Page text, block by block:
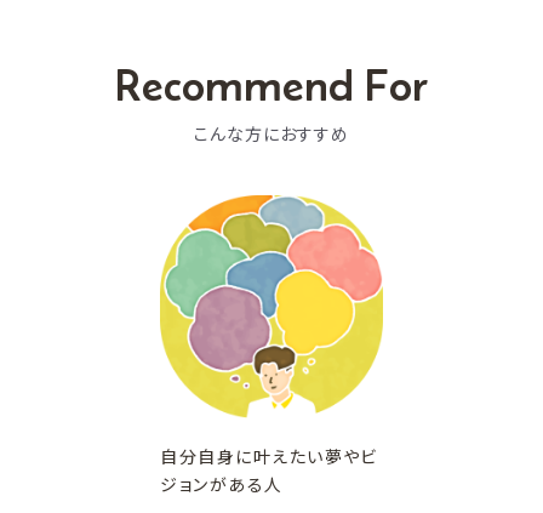
Recommend For
こんな方におすすめ
自分自身に叶えたい夢やビ
ジョンがある人